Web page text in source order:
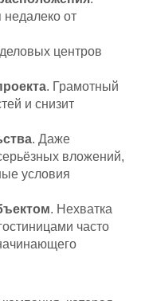
недалеко от
центров
. Грамотный
и снизит
. Даже
вложений,
условия
. Нехватка
часто